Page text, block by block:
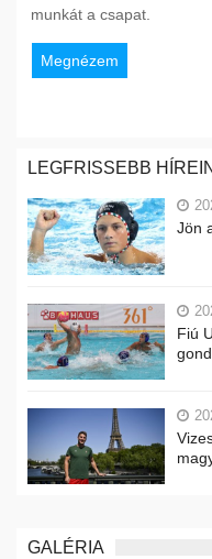
munkát a csapat.
Megnézem
LEGFRISSEBB
Jön
Fiú
GALÉRIA